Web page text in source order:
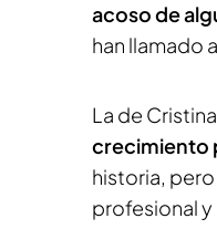
acoso de
han llamado
La de
crecimiento
historia,
profesional